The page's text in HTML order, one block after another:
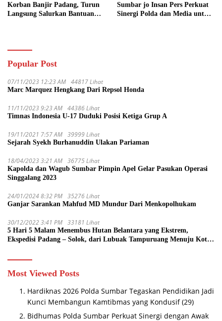
Korban Banjir Padang, Turun
Langsung Salurkan Bantuan
Sumbar jo Insan Pers Perkuat
Sinergi Polda dan Media untuk
Popular Post
07/11/2023 12:23 AM 44817 Lihat
Marc Marquez Hengkang Dari Repsol Honda
11/11/2023 9:23 AM 44386 Lihat
Timnas Indonesia U-17 Duduki Posisi Ketiga Grup A
19/11/2021 7:57 AM 39999 Lihat
Sejarah Syekh Burhanuddin Ulakan Pariaman
18/04/2023 3:21 AM 36775 Lihat
Kapolda dan Wagub Sumbar Pimpin Apel Gelar Pasukan Operasi
Singgalang 2023
24/01/2024 8:32 PM 35276 Lihat
Ganjar Sarankan Mahfud MD Mundur Dari Menkopolhukam
30/12/2022 3:41 PM 33181 Lihat
5 Hari 5 Malam Menembus Hutan Belantara yang Ekstrem,
Ekspedisi Padang – Solok, dari Lubuak Tampuruang Menuju Koto
Most Viewed Posts
Hardiknas 2026 Polda Sumbar Tegaskan Pendidikan Jadi
Kunci Membangun Kamtibmas yang Kondusif (29)
Bidhumas Polda Sumbar Perkuat Sinergi dengan Awak